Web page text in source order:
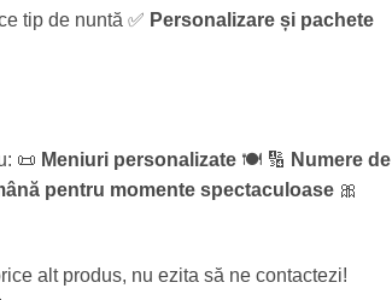
tip de nuntă ✅ Personalizare și pachete
📜 Meniuri personalizate 🍽️ 🔢 Numere de
pentru momente spectaculoase 🎀
alt produs, nu ezita să ne contactezi!